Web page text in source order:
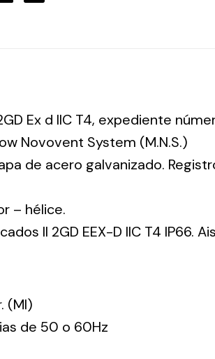
Ex d IIC T4, expediente
Novovent System (M.N.S.)
de acero galvanizado.
– hélice.
II 2GD EEX-D IIC T4 IP66.
(MI)
de 50 o 60Hz